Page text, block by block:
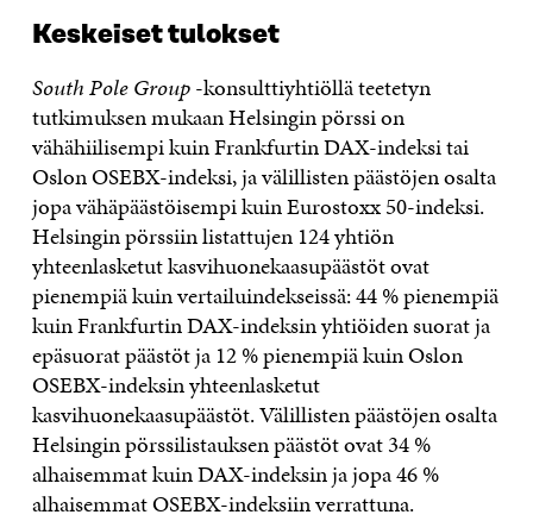
Keskeiset tulokset
South Pole Group-konsulttiyhtiöllä teetetyn
tutkimuksen mukaan Helsingin pörssi on
vähähiilisempi kuin Frankfurtin DAX-indeksi tai
Oslon OSEBX-indeksi, ja välillisten päästöjen osalta
jopa vähäpäästöisempi kuin Eurostoxx 50-indeksi.
Helsingin pörssiin listattujen 124 yhtiön
yhteenlasketut kasvihuonekaasupäästöt ovat
pienempiä kuin vertailuindekseissä: 44 % pienempiä
kuin Frankfurtin DAX-indeksin yhtiöiden suorat ja
epäsuorat päästöt ja 12 % pienempiä kuin Oslon
OSEBX-indeksin yhteenlasketut
kasvihuonekaasupäästöt. Välillisten päästöjen osalta
Helsingin pörssilistauksen päästöt ovat 34 %
alhaisemmat kuin DAX-indeksin ja jopa 46 %
alhaisemmat OSEBX-indeksiin verrattuna.